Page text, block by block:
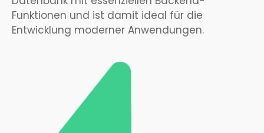
Funktionen und ist damit ideal für die
Entwicklung moderner Anwendungen.